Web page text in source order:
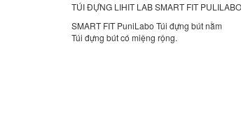
TÚI ĐỰNG LIHIT LAB SMART FIT
SMART FIT PuniLabo Túi đựng bút nằm
Túi đựng bút có miệng rộng.